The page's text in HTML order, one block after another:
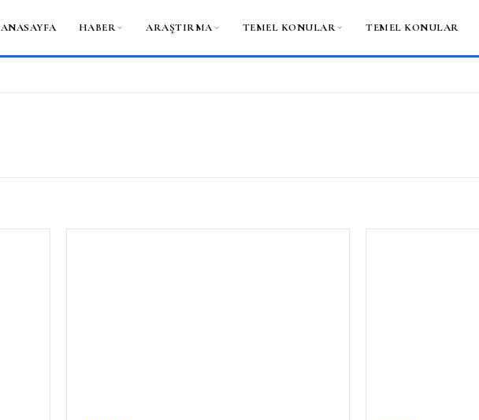
ANASAYFA HABER ARAŞTIRMA TEMEL KONULAR TEMEL KONULAR